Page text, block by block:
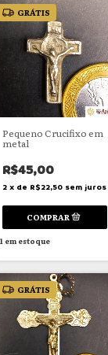
GRÁTIS
Pequeno Crucifixo em
metal
R$45,00
2 x de R$22,50 sem juros
1em estoque
GRÁTIS